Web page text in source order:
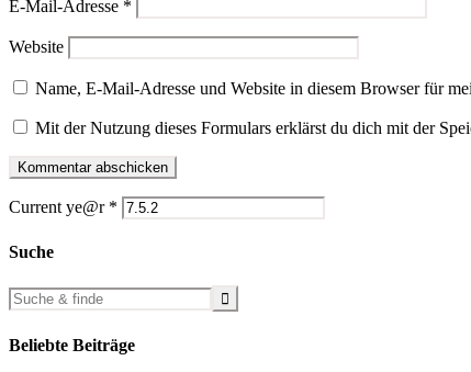
E-Mail-Adresse *
Website
Name, E-Mail-Adresse und Website in diesem Browser für
Mit der Nutzung dieses Formulars erklärst du dich mit der
Current ye@r *
Suche
Beliebte Beiträge